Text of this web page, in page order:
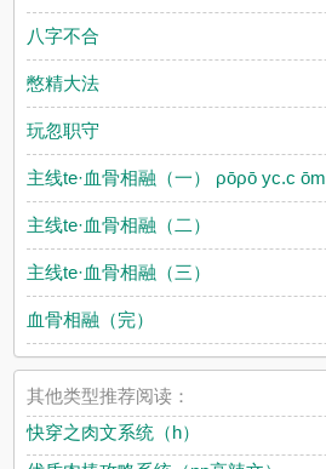
八字不合
憋精大法
玩忽职守
主线te·血骨相融（一） ρōρō yc.c ōm
主线te·血骨相融（二）
主线te·血骨相融（三）
血骨相融（完）
其他类型推荐阅读：
快穿之肉文系统（h）